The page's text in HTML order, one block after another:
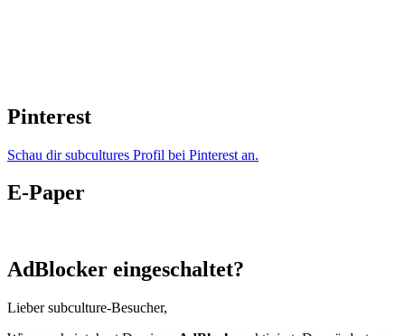
Pinterest
Schau dir subcultures Profil bei Pinterest an.
E-Paper
AdBlocker eingeschaltet?
Lieber subculture-Besucher,